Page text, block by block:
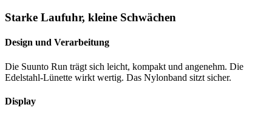
Starke Laufuhr, kleine Schwächen
Design und Verarbeitung
Die Suunto Run trägt sich leicht, kompakt und angenehm. Die
Edelstahl-Lünette wirkt wertig. Das Nylonband sitzt sicher.
Display